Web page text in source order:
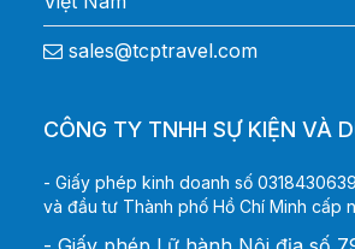
sales@tcptravel.com
CÔNG TY TNHH SỰ KIỆN VÀ
- Giấy phép kinh doanh số
và đầu tư Thành phố Hồ Chí Minh cấp